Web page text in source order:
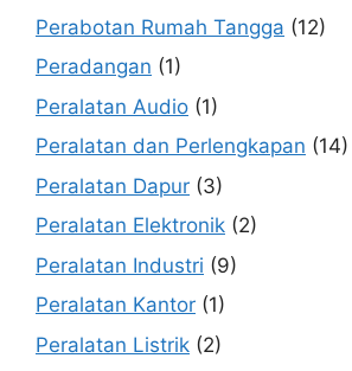
Perabotan Rumah Tangga (12)
Peradangan (1)
Peralatan Audio (1)
Peralatan dan Perlengkapan (14)
Peralatan Dapur (3)
Peralatan Elektronik (2)
Peralatan Industri (9)
Peralatan Kantor (1)
Peralatan Listrik (2)